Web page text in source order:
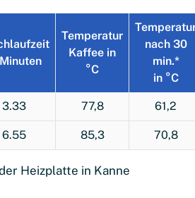
Temperatur
Kaffee in
°C
nach 30
min.*
in °C
3.33 77,8 61,2
6.55 85,3 70,8
Heizplatte in Kanne